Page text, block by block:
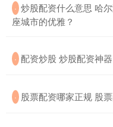
· 炒股配资什么意思 哈
座城市的优雅？
· 配资炒股 炒股配资神
· 股票配资哪家正规 股